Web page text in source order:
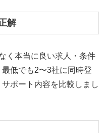
解
く本当に良い求人・条件
低でも2〜3社に同時登
ポート内容を比較しまし